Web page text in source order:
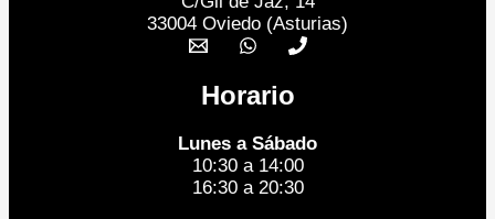
33004 Oviedo (Asturias)
Horario
Lunes a Sábado
10:30 a 14:00
16:30 a 20:30